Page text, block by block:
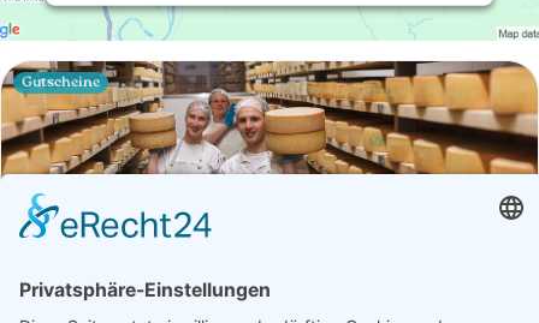
Gutscheine